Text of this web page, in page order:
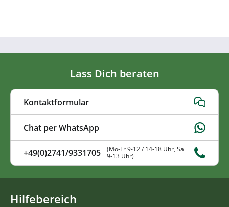
Lass Dich beraten
Kontaktformular
Chat per WhatsApp
+49(0)2741/9331705
(Mo-Fr 9-12 / 14-18 Uhr, Sa
9-13 Uhr)
Hilfebereich